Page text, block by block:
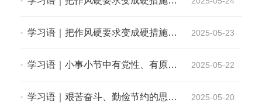
学习语｜把作风硬要求变成硬措施、
2025-05-23
学习语｜小事小节中有党性、有原
2025-05-22
学习语｜艰苦奋斗、勤俭节约的思想
2025-05-20